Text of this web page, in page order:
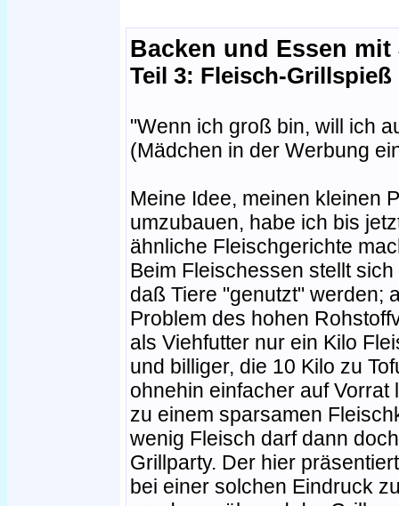
Backen und Essen
Teil 3: Fleisch-Grillspieß
"Wenn ich groß bin, will ich
(Mädchen in der Werbung
Meine Idee, meinen kleinen
umzubauen, habe ich bis
ähnliche Fleischgerichte
Beim Fleischessen stellt
daß Tiere "genutzt" werden;
Problem des hohen
als Viehfutter nur ein Kilo
und billiger, die 10 Kilo zu
ohnehin einfacher auf
zu einem sparsamen
wenig Fleisch darf dann
Grillparty. Der hier
bei einer solchen Eindruck